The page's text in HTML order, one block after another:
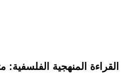
القراءة المنهجية الفلسفية: